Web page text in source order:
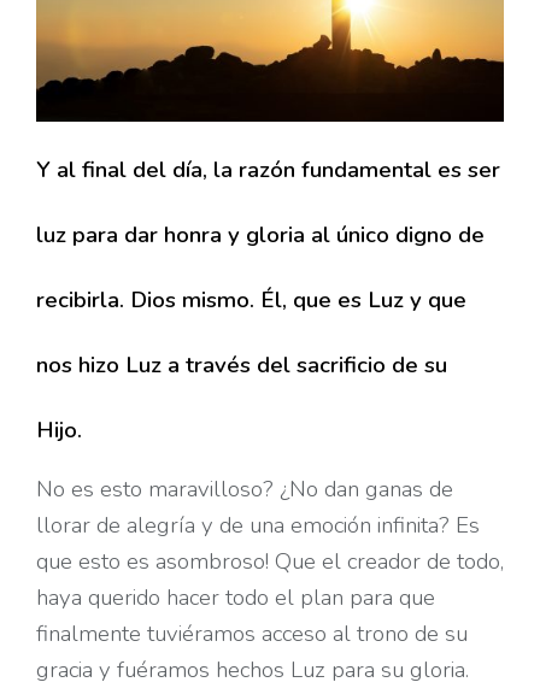
Y al final del día, la razón fundamental es ser
luz para dar honra y gloria al único digno de
recibirla. Dios mismo. Él, que es Luz y que
nos hizo Luz a través del sacrificio de su
Hijo.
No es esto maravilloso? ¿No dan ganas de
llorar de alegría y de una emoción infinita? Es
que esto es asombroso! Que el creador de todo,
haya querido hacer todo el plan para que
finalmente tuviéramos acceso al trono de su
gracia y fuéramos hechos Luz para su gloria.